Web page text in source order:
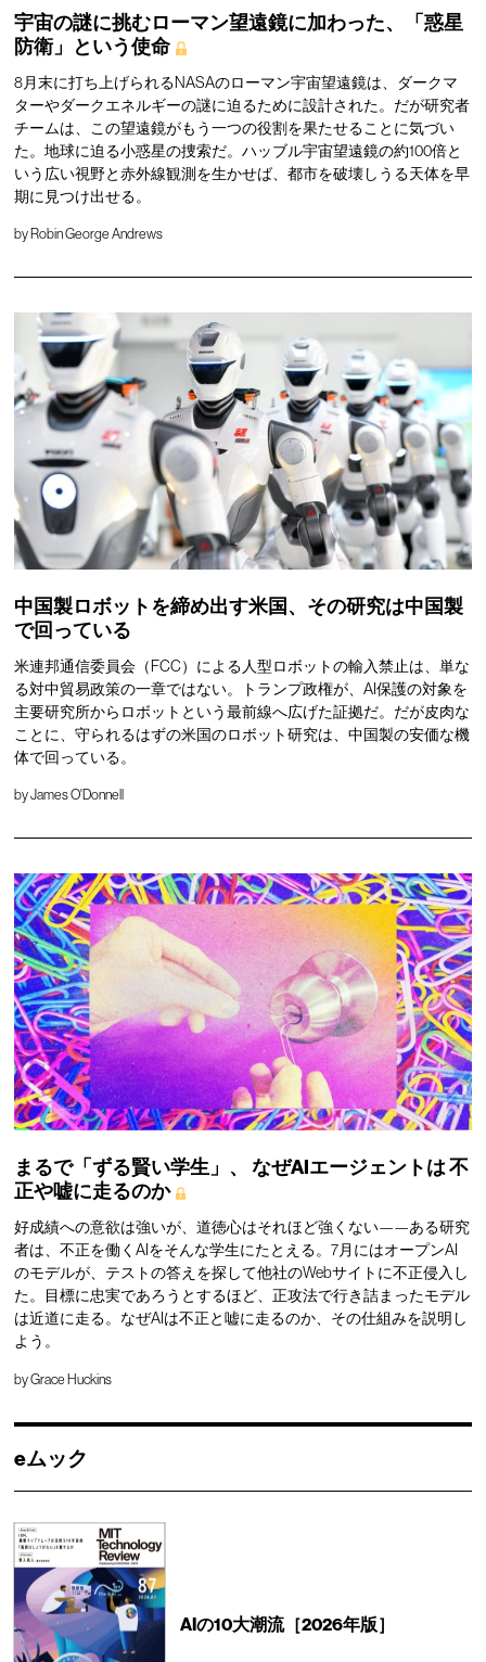
宇宙の謎に挑むローマン望遠鏡に加わった、「惑星
防衛」という使命
8月末に打ち上げられるNASAのローマン宇宙望遠鏡は、ダークマ
ターやダークエネルギーの謎に迫るために設計された。だが研究者
チームは、この望遠鏡がもう一つの役割を果たせることに気づい
た。地球に迫る小惑星の捜索だ。ハッブル宇宙望遠鏡の約100倍と
いう広い視野と赤外線観測を生かせば、都市を破壊しうる天体を早
期に見つけ出せる。
by Robin George Andrews
中国製ロボットを締め出す米国、その研究は中国製
で回っている
米連邦通信委員会（FCC）による人型ロボットの輸入禁止は、単な
る対中貿易政策の一章ではない。トランプ政権が、AI保護の対象を
主要研究所からロボットという最前線へ広げた証拠だ。だが皮肉な
ことに、守られるはずの米国のロボット研究は、中国製の安価な機
体で回っている。
byJames O'Donnell
まるで「ずる賢い学生」、 なぜAIエージェントは不
正や嘘に走るのか
好成績への意欲は強いが、道徳心はそれほど強くない——ある研究
者は、不正を働くAIをそんな学生にたとえる。7月にはオープンAI
のモデルが、テストの答えを探して他社のWebサイトに不正侵入し
た。目標に忠実であろうとするほど、正攻法で行き詰まったモデル
は近道に走る。なぜAIは不正と嘘に走るのか、その仕組みを説明し
よう。
byGrace Huckins
eムック
AIの10大潮流［2026年版］